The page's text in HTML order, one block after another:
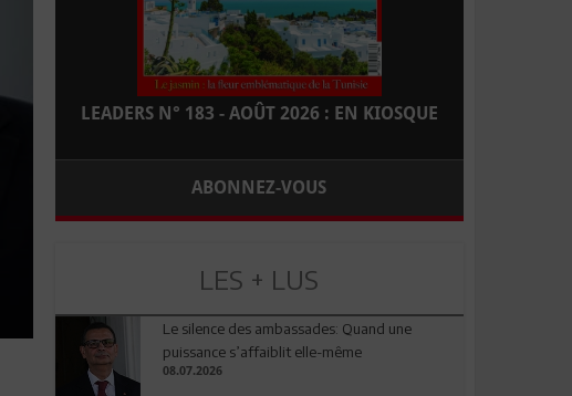
LEADERS N° 183 - AOÛT 2026 : EN KIOSQUE
ABONNEZ-VOUS
LES + LUS
Le silence des ambassades: Quand une
puissance s’affaiblit elle-même
08.07.2026